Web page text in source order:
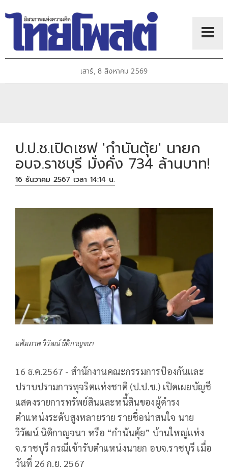
เสาร์, 8 สิงหาคม 2569
ป.ป.ช.เปิดเซฟ 'กำนันตุ้ย' นายก
อบจ.ราชบุรี มั่งคั่ง 734 ล้านบาท!
16 ธันวาคม 2567 เวลา 14:14 น.
แฟ้มภาพ วิวัฒน์ นิติกาญจนา
16 ธ.ค.2567 - สำนักงานคณะกรรมการป้องกันและ
ปราบปรามการทุจริตแห่งชาติ (ป.ป.ช.) เปิดเผยบัญชี
แสดงรายการทรัพย์สินและหนี้สินของผู้ดำรง
ตำแหน่งระดับสูงหลายราย รายชื่อน่าสนใจ นาย
วิวัฒน์ นิติกาญจนา หรือ “กำนันตุ้ย” บ้านใหญ่แห่ง
จ.ราชบุรี กรณีเข้ารับตำแหน่งนายก อบจ.ราชบุรี เมื่อ
วันที่ 26 ก.ย. 2567